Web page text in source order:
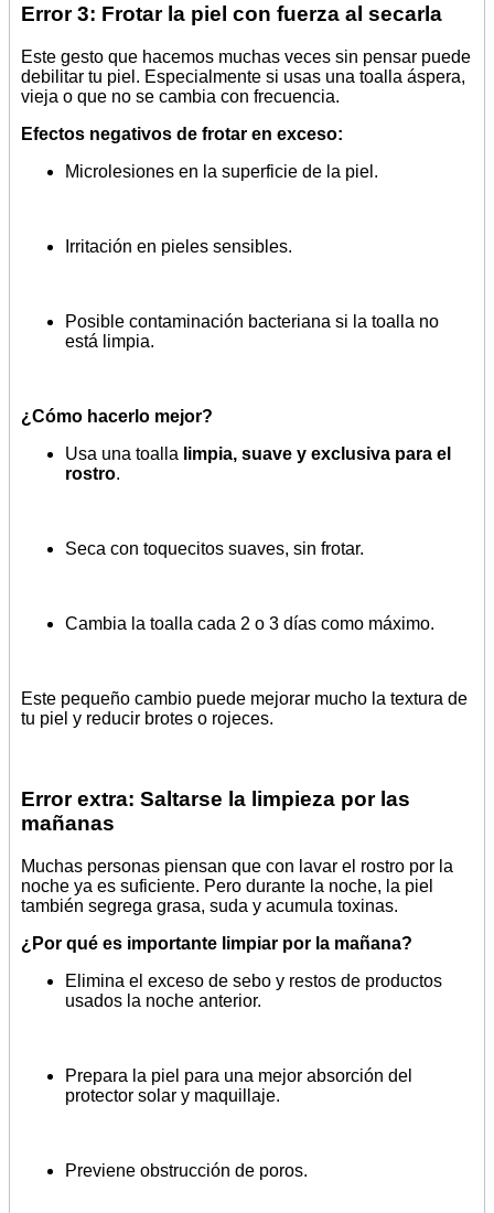
Error 3: Frotar la piel con fuerza al secarla
Este gesto que hacemos muchas veces sin pensar puede
debilitar tu piel. Especialmente si usas una toalla áspera,
vieja o que no se cambia con frecuencia.
Efectos negativos de frotar en exceso:
Microlesiones en la superficie de la piel.
Irritación en pieles sensibles.
Posible contaminación bacteriana si la toalla no
está limpia.
¿Cómo hacerlo mejor?
Usa una toalla limpia, suave y exclusiva para el
rostro.
Seca con toquecitos suaves, sin frotar.
Cambia la toalla cada 2 o 3 días como máximo.
Este pequeño cambio puede mejorar mucho la textura de
tu piel y reducir brotes o rojeces.
Error extra: Saltarse la limpieza por las
mañanas
Muchas personas piensan que con lavar el rostro por la
noche ya es suficiente. Pero durante la noche, la piel
también segrega grasa, suda y acumula toxinas.
¿Por qué es importante limpiar por la mañana?
Elimina el exceso de sebo y restos de productos
usados la noche anterior.
Prepara la piel para una mejor absorción del
protector solar y maquillaje.
Previene obstrucción de poros.